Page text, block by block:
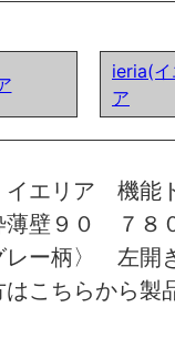
ieria(
ア
イエリア 機能
壁９０ ７８
ー柄〉 左開
こちらから製